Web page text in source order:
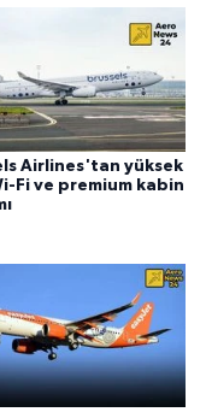
Airlines'tan yüksek
Fi ve premium kabin